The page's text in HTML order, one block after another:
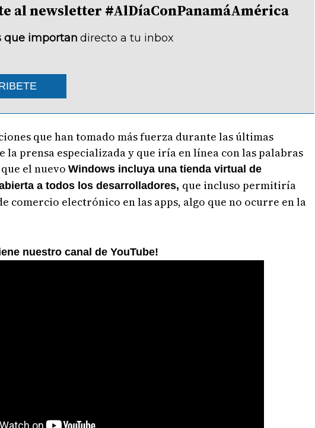
al newsletter #AlDíaConPanamáAmérica
que importan directo a tu inbox
que han tomado más fuerza durante las últimas
la prensa especializada y que iría en línea con las palabras
el nuevo Windows incluya una tienda virtual de
a todos los desarrolladores, que incluso permitiría
comercio electrónico en las apps, algo que no ocurre en la
nuestro canal de YouTube!